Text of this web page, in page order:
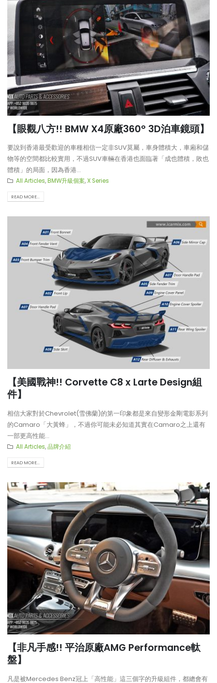
【眼觀八方!! BMW X4原廠360° 3D泊車鏡頭】
要說到香港最受歡迎的車種相信一定非SUV莫屬，車身體積大，車廂和儲
物等的空間都比較實用，不過SUV車輛在香港也面臨著「成也體積，敗也
體積」的局面，因為香港...
All Articles,BMW升級個案,X Series
READ MORE...
【美國戰神!! Corvette C8 x Larte Design組
件】
相信大家對於Chevrolet(雪佛蘭)的第一印象都是來自變形金剛電影系列
的Camaro「大黃蜂」，不過你可能未必知道其實在Camaro之上還有
一部更高性能...
All Articles,品牌介紹
READ MORE...
【非凡手感!! 平治原廠AMG Performance軚
盤】
凡是被Mercedes Benz冠上「高性能」這三個字的升級組件，都總會有